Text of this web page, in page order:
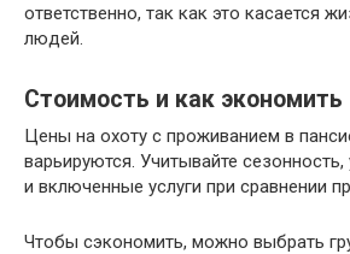
ответственно, так как это касается
людей.
Стоимость и как экономить
Цены на охоту с проживанием в
варьируются. Учитывайте
и включенные услуги при сравнении
Чтобы сэкономить, можно выбрать